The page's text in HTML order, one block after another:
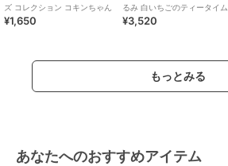
ズ コレクション コキンちゃん
¥1,650
るみ 白いちごのティータイム
¥3,520
もっとみる
あなたへのおすすめアイテム